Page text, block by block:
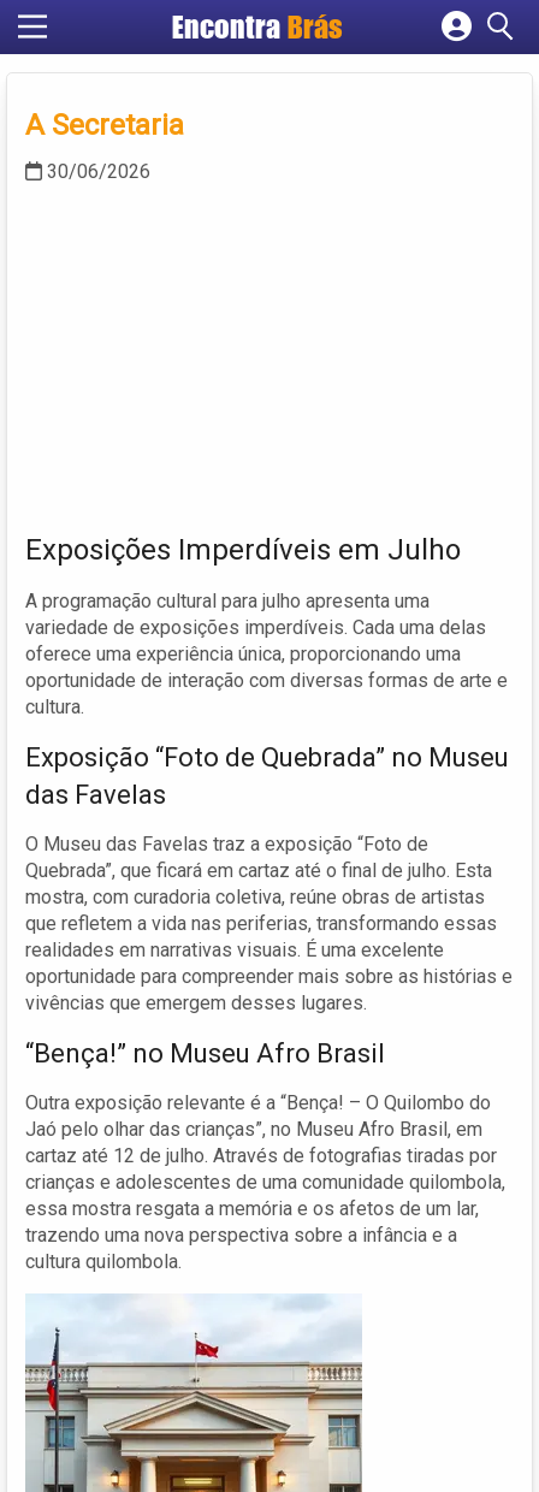
Encontra Brás
Cadastrar empresa
A Secretaria
30/06/2026
Exposições Imperdíveis em Julho
A programação cultural para julho apresenta uma
variedade de exposições imperdíveis. Cada uma delas
oferece uma experiência única, proporcionando uma
oportunidade de interação com diversas formas de arte e
cultura.
Exposição “Foto de Quebrada” no Museu
das Favelas
O Museu das Favelas traz a exposição “Foto de
Quebrada”, que ficará em cartaz até o final de julho. Esta
mostra, com curadoria coletiva, reúne obras de artistas
que refletem a vida nas periferias, transformando essas
realidades em narrativas visuais. É uma excelente
oportunidade para compreender mais sobre as histórias e
vivências que emergem desses lugares.
“Bença!” no Museu Afro Brasil
Outra exposição relevante é a “Bença! – O Quilombo do
Jaó pelo olhar das crianças”, no Museu Afro Brasil, em
cartaz até 12 de julho. Através de fotografias tiradas por
crianças e adolescentes de uma comunidade quilombola,
essa mostra resgata a memória e os afetos de um lar,
trazendo uma nova perspectiva sobre a infância e a
cultura quilombola.